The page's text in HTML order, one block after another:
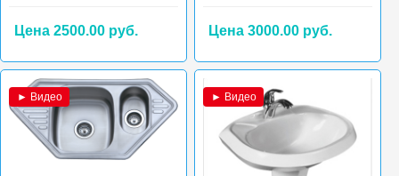
Цена 2500.00 руб. Цена 3000.00 руб.
► Видео ► Видео